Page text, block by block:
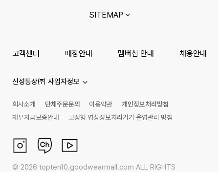
SITEMAP
고객센터 매장안내 멤버십 안내 채용안내
신성통상㈜ 사업자정보
회사소개 단체주문문의 이용약관
개인정보처리방침
채무지급보증안내
고정형 영상정보처리기기 운영관리 방침
© 2026 topten10.goodwearmall.com ALL RIGHTS